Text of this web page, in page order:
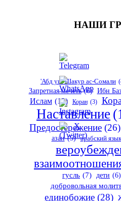
НАШИ
'Абд уш-Шакур ас-Сомали
Запретная мечеть (6) Ибн Баз
Ислам (12) Коран (3)
Наставление
Предостережение (26)
азан (5) арабский язык
гусль (7) дети (6)
добровольная
единобожие (28)